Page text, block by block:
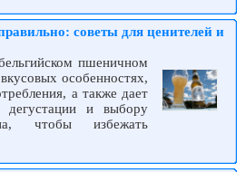
советы для ценителей и
пшеничном
особенностях,
а также дает
дегустации и выбору
чтобы избежать